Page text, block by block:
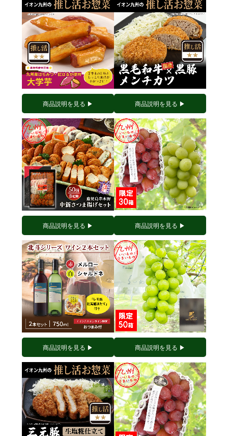
商品説明を見る ▶︎ 商品説明を見る ▶︎
商品説明を見る ▶︎ 商品説明を見る ▶︎
商品説明を見る ▶︎ 商品説明を見る ▶︎